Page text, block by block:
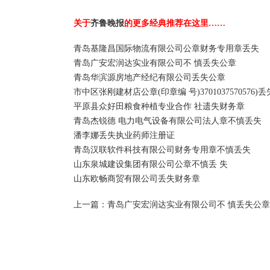
关于齐鲁晚报的更多经典推荐在这里……
青岛基隆昌国际物流有限公司公章财务专用章丢失
青岛广安宏润达实业有限公司不 慎丢失公章
青岛华滨源房地产经纪有限公司丢失公章
市中区张刚建材店公章(印章编 号)3701037570576)丢
平原县众好田粮食种植专业合作 社遗失财务章
青岛杰锐德 电力电气设备有限公司法人章不慎丢失
潘李娜丢失执业药师注册证
青岛汉联软件科技有限公司财务专用章不慎丢失
山东泉城建设集团有限公司公章不慎丢 失
山东欧畅商贸有限公司丢失财务章
上一篇： 青岛广安宏润达实业有限公司不 慎丢失公章